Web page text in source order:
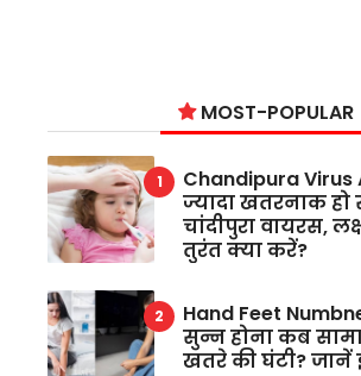
MOST-POPULAR
Chandipura Virus
ज्यादा खतरनाक
चांदीपुरा वायरस,
तुरंत क्या करें?
Hand Feet
सुन्न होना कब
खतरे की घंटी?